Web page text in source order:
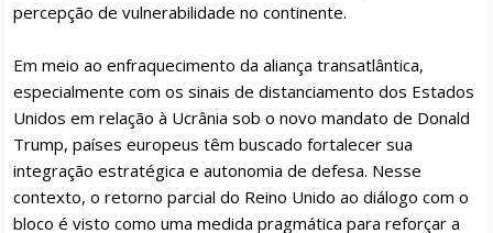
percepção de vulnerabilidade no continente.
Em meio ao enfraquecimento da aliança transatlântica,
especialmente com os sinais de distanciamento dos Estados
Unidos em relação à Ucrânia sob o novo mandato de Donald
Trump, países europeus têm buscado fortalecer sua
integração estratégica e autonomia de defesa. Nesse
contexto, o retorno parcial do Reino Unido ao diálogo com o
bloco é visto como uma medida pragmática para reforçar a